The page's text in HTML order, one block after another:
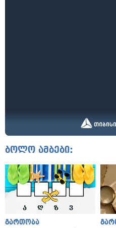
ბოლო ამბები:
გართობა